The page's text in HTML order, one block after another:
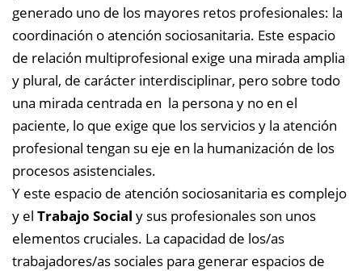
generado uno de los mayores retos profesionales: la
coordinación o atención sociosanitaria. Este espacio
de relación multiprofesional exige una mirada amplia
y plural, de carácter interdisciplinar, pero sobre todo
una mirada centrada en la persona y no en el
paciente, lo que exige que los servicios y la atención
profesional tengan su eje en la humanización de los
procesos asistenciales.
Y este espacio de atención sociosanitaria es complejo
y el Trabajo Social y sus profesionales son unos
elementos cruciales. La capacidad de los/as
trabajadores/as sociales para generar espacios de